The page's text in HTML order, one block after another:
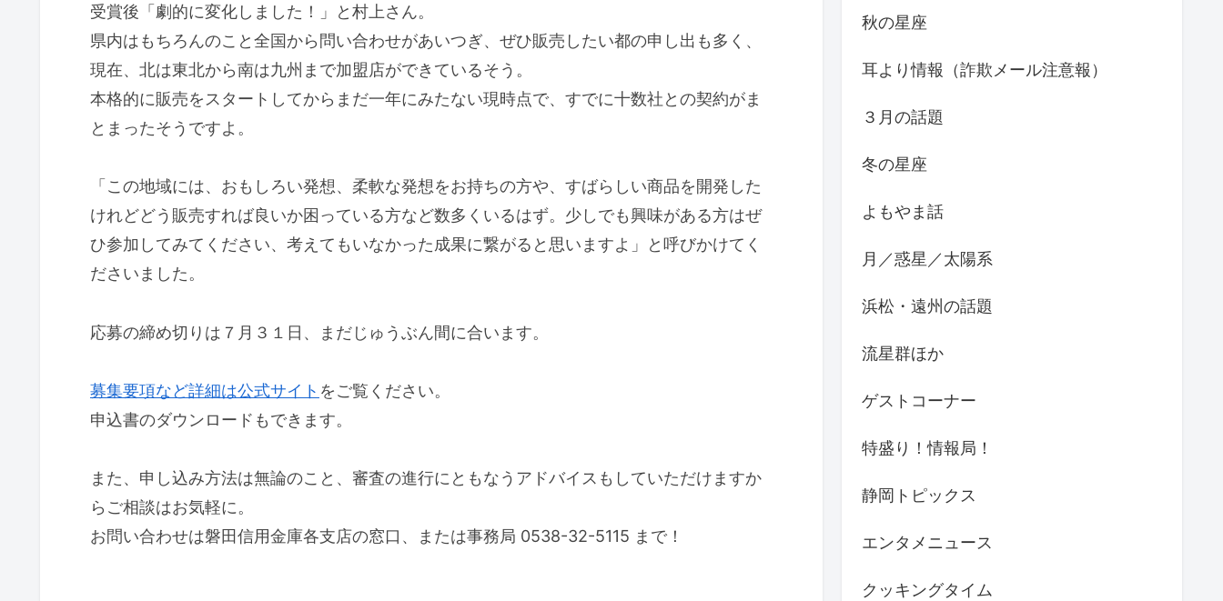
受賞後「劇的に変化しました！」と村上さん。
県内はもちろんのこと全国から問い合わせがあいつぎ、ぜひ販売したい都の申し出も多く、
現在、北は東北から南は九州まで加盟店ができているそう。
本格的に販売をスタートしてからまだ一年にみたない現時点で、すでに十数社との契約がま
とまったそうですよ。
「この地域には、おもしろい発想、柔軟な発想をお持ちの方や、すばらしい商品を開発した
けれどどう販売すれば良いか困っている方など数多くいるはず。少しでも興味がある方はぜ
ひ参加してみてください、考えてもいなかった成果に繋がると思いますよ」と呼びかけてく
ださいました。
応募の締め切りは７月３１日、まだじゅうぶん間に合います。
募集要項など詳細は公式サイト をご覧ください。
申込書のダウンロードもできます。
また、申し込み方法は無論のこと、審査の進行にともなうアドバイスもしていただけますか
らご相談はお気軽に。
お問い合わせは磐田信用金庫各支店の窓口、または事務局 0538-32-5115 まで！
秋の星座
耳より情報（詐欺メール注意報）
３月の話題
冬の星座
よもやま話
月／惑星／太陽系
浜松・遠州の話題
流星群ほか
ゲストコーナー
特盛り！情報局！
静岡トピックス
エンタメニュース
クッキングタイム